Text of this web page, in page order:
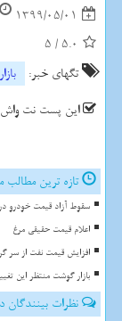
1399/05/01
5.0
/
5
تگهای خبر:
بازار
این پست نت واش
تازه ترین مطالب
سقوط آزاد قیمت خودرو در
اعلام قیمت حقیقی مرغ
افزایش قیمت نفت از سر
بازار گوشت منتظر این
نظرات